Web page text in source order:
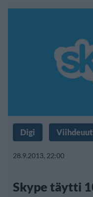
Digi
28.9.2013, 22:00
Skype täytti